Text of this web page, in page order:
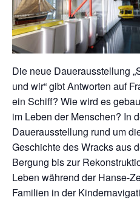
Die neue Dauerausstellung
und wir“ gibt Antworten auf
ein Schiff? Wie wird es
im Leben der Menschen? In
Dauerausstellung rund um
Geschichte des Wracks aus
Bergung bis zur
Leben während der Hanse-
Familien in der